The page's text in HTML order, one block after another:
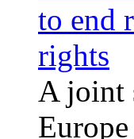
to end
rights
A joint